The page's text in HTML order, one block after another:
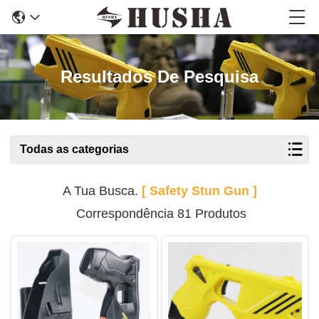
Resultados De Pesquisa
Todas as categorias
A Tua Busca. [ Safety Stun Gun ]
Correspondência 81 Produtos